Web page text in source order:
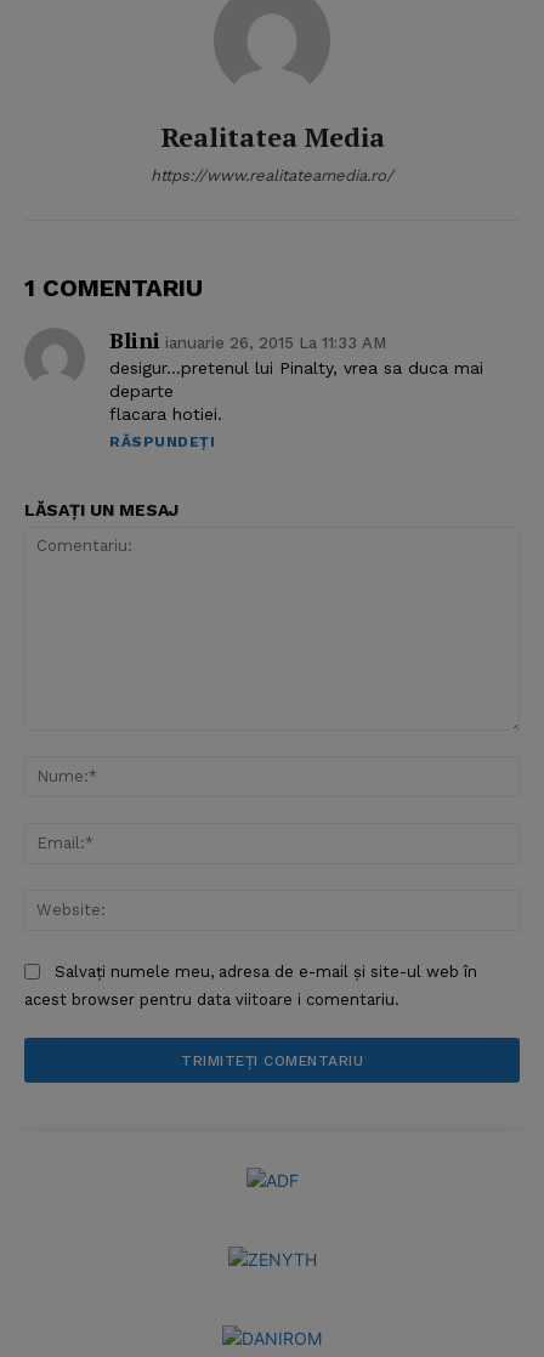
Magazine PRO
Realitatea Media
https://www.realitateamedia.ro/
1 COMENTARIU
Blini ianuarie 26, 2015 La 11:33 AM
desigur…pretenul lui Pinalty, vrea sa duca mai
departe
flacara hotiei.
RĂSPUNDEȚI
LĂSAȚI UN MESAJ
Salvați numele meu, adresa de e-mail și site-ul web în
acest browser pentru data viitoare i comentariu.